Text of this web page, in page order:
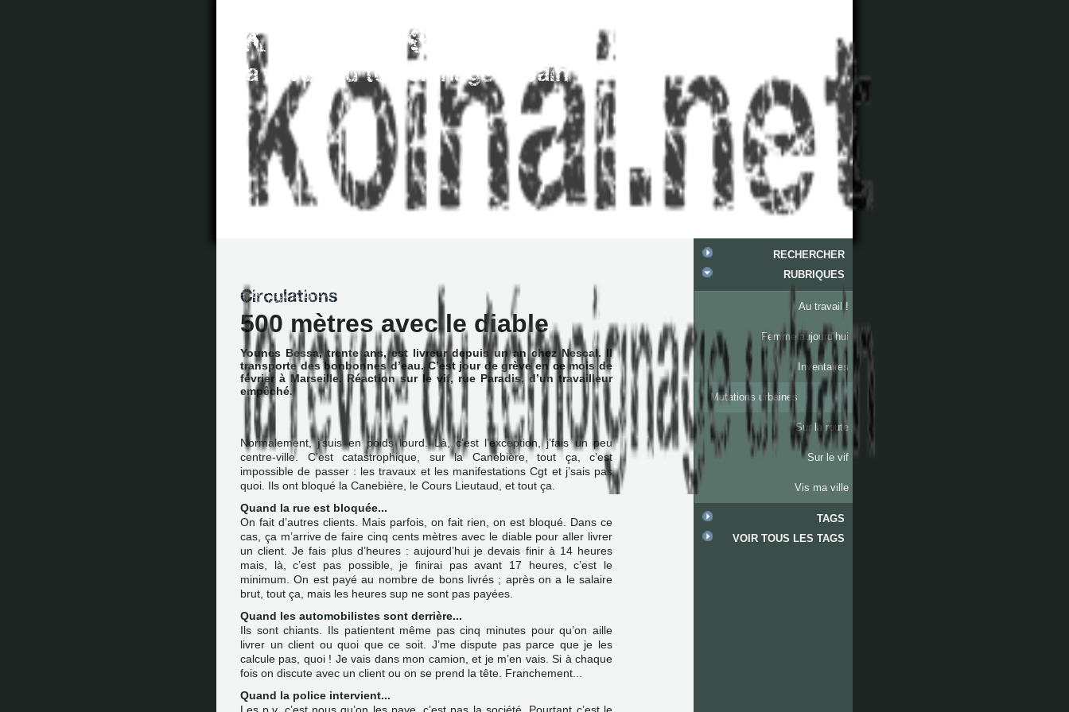
RECHERCHER
RUBRIQUES
Au travail !
Femme aujourd’hui
Inventaires
Mutations urbaines
Sur la route
Sur le vif
Vis ma ville
TAGS
VOIR TOUS LES TAGS
500 mètres avec le diable
Younes Bessa, trente ans, est livreur depuis un an chez Nescal. Il
transporte des bonbonnes d’eau. C’est jour de grève en ce mois de
février à Marseille. Réaction sur le vif, rue Paradis, d’un travailleur
empêché.
Normalement, j’suis en poids lourd. Là, c’est l’exception, j’fais un peu
centre-ville. C’est catastrophique, sur la Canebière, tout ça, c’est
impossible de passer : les travaux et les manifestations Cgt et j’sais pas
quoi. Ils ont bloqué la Canebière, le Cours Lieutaud, et tout ça.
Quand la rue est bloquée...
On fait d’autres clients. Mais parfois, on fait rien, on est bloqué. Dans ce
cas, ça m’arrive de faire cinq cents mètres avec le diable pour aller livrer
un client. Je fais plus d’heures : aujourd’hui je devais finir à 14 heures
mais, là, c’est pas possible, je finirai pas avant 17 heures, c’est le
minimum. On est payé au nombre de bons livrés ; après on a le salaire
brut, tout ça, mais les heures sup ne sont pas payées.
Quand les automobilistes sont derrière...
Ils sont chiants. Ils patientent même pas cinq minutes pour qu’on aille
livrer un client ou quoi que ce soit. J’me dispute pas parce que je les
calcule pas, quoi ! Je vais dans mon camion, et je m’en vais. Si à chaque
fois on discute avec un client ou on se prend la tête. Franchement...
Quand la police intervient...